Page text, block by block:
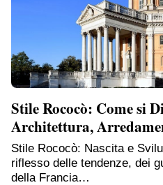
Stile Rococò: Come si
Architettura,
Stile Rococò: Nascita e
riflesso delle tendenze, dei
della Francia…